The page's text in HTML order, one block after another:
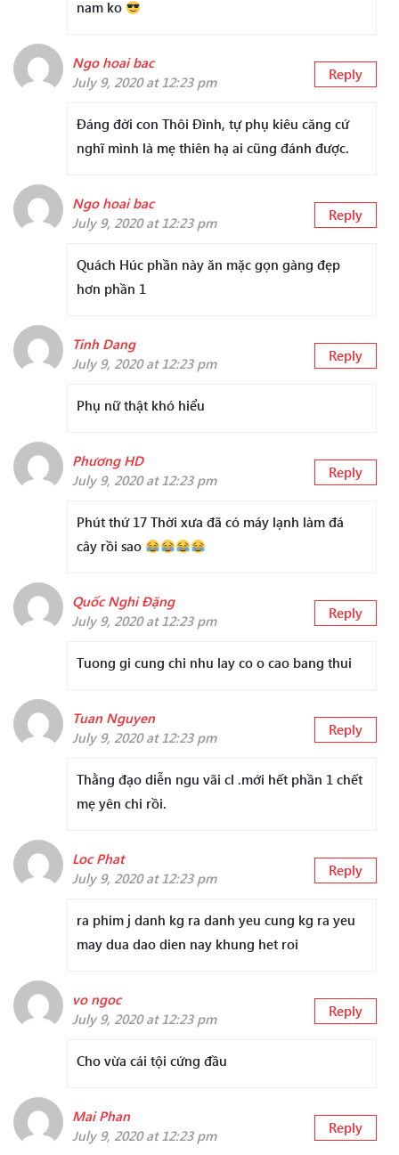
nam ko
Ngo hoai bac
July 9, 2020 at 12:23 pm
Reply
Đáng đời con Thôi Đình, tự phụ kiêu căng cứ
nghĩ mình là mẹ thiên hạ ai cũng đánh được.
Ngo hoai bac
July 9, 2020 at 12:23 pm
Reply
Quách Húc phần này ăn mặc gọn gàng đẹp
hơn phần 1
Tinh Dang
July 9, 2020 at 12:23 pm
Reply
Phụ nữ thật khó hiểu
Phương HD
July 9, 2020 at 12:23 pm
Reply
Phút thứ 17 Thời xưa đã có máy lạnh làm đá
cây rồi sao
Quốc Nghi Đặng
July 9, 2020 at 12:23 pm
Reply
Tuong gi cung chi nhu lay co o cao bang thui
Tuan Nguyen
July 9, 2020 at 12:23 pm
Reply
Thằng đạo diễn ngu vãi cl .mới hết phần 1 chết
mẹ yên chi rồi.
Loc Phat
July 9, 2020 at 12:23 pm
Reply
ra phim j danh kg ra danh yeu cung kg ra yeu
may dua dao dien nay khung het roi
vo ngoc
July 9, 2020 at 12:23 pm
Reply
Cho vừa cái tội cứng đầu
Mai Phan
July 9, 2020 at 12:23 pm
Reply